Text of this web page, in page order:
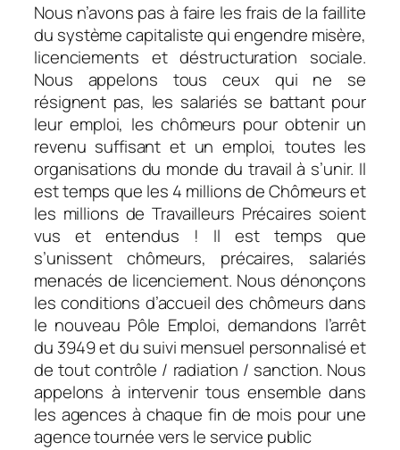
Nous n’avons pas à faire les frais de la faillite
du système capitaliste qui engendre misère,
licenciements et déstructuration sociale.
Nous appelons tous ceux qui ne se
résignent pas, les salariés se battant pour
leur emploi, les chômeurs pour obtenir un
revenu suffisant et un emploi, toutes les
organisations du monde du travail à s’unir. Il
est temps que les 4 millions de Chômeurs et
les millions de Travailleurs Précaires soient
vus et entendus ! Il est temps que
s’unissent chômeurs, précaires, salariés
menacés de licenciement. Nous dénonçons
les conditions d’accueil des chômeurs dans
le nouveau Pôle Emploi, demandons l’arrêt
du 3949 et du suivi mensuel personnalisé et
de tout contrôle / radiation / sanction. Nous
appelons à intervenir tous ensemble dans
les agences à chaque fin de mois pour une
agence tournée vers le service public